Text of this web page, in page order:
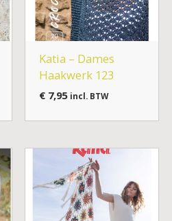
Katia – Dames
Haakwerk 123
€7,95 incl. BTW